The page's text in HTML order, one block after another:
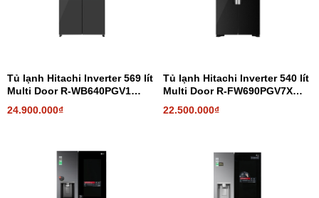
Tủ lạnh Hitachi Inverter 569 lít
Multi Door R-WB640PGV1
24.900.000₫
Tủ lạnh Hitachi Inverter 540 lít
Multi Door R-FW690PGV7X
22.500.000₫